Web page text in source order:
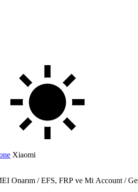
Xiaomi
Onarım / EFS, FRP ve Mi Account /